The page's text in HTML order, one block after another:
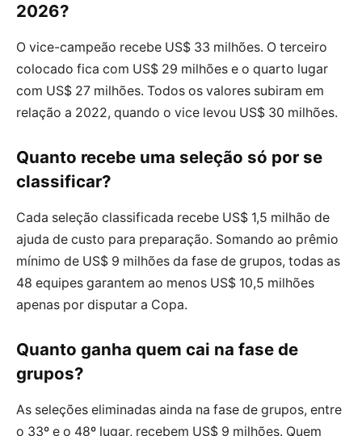
2026?
O vice-campeão recebe US$ 33 milhões. O terceiro
colocado fica com US$ 29 milhões e o quarto lugar
com US$ 27 milhões. Todos os valores subiram em
relação a 2022, quando o vice levou US$ 30 milhões.
Quanto recebe uma seleção só por se
classificar?
Cada seleção classificada recebe US$ 1,5 milhão de
ajuda de custo para preparação. Somando ao prêmio
mínimo de US$ 9 milhões da fase de grupos, todas as
48 equipes garantem ao menos US$ 10,5 milhões
apenas por disputar a Copa.
Quanto ganha quem cai na fase de
grupos?
As seleções eliminadas ainda na fase de grupos, entre
o 33º e o 48º lugar, recebem US$ 9 milhões. Quem